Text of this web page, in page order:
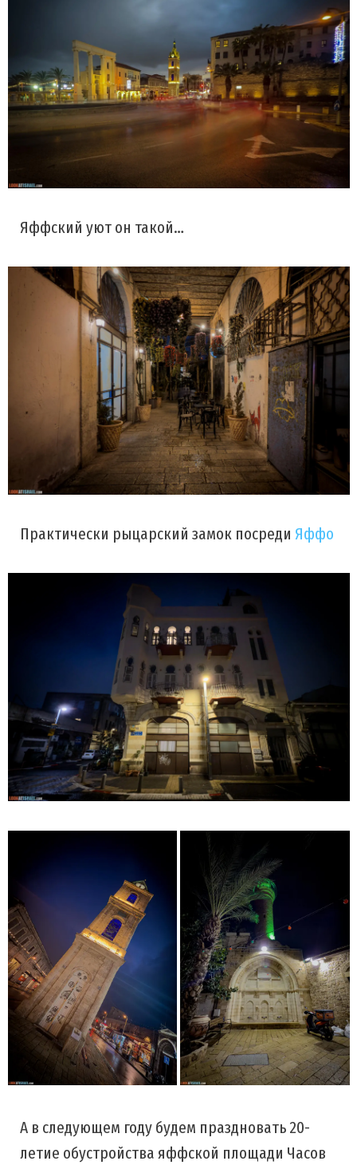
Яффский уют он такой…
Практически рыцарский замок посреди Яффо
А в следующем году будем праздновать 20-
летие обустройства яффской площади Часов